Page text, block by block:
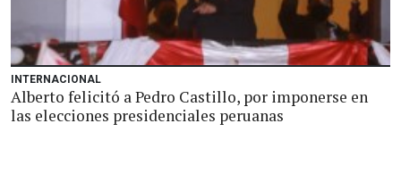
INTERNACIONAL
Alberto felicitó a Pedro Castillo, por imponerse en
las elecciones presidenciales peruanas